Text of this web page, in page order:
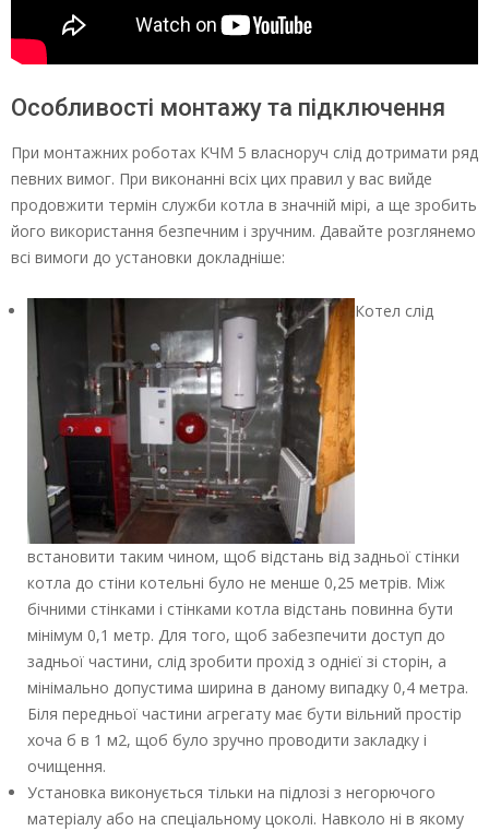
Особливості монтажу та підключення
При монтажних роботах КЧМ 5 власноруч слід дотримати ряд
певних вимог. При виконанні всіх цих правил у вас вийде
продовжити термін служби котла в значній мірі, а ще зробить
його використання безпечним і зручним. Давайте розглянемо
всі вимоги до установки докладніше:
Котел слід
встановити таким чином, щоб відстань від задньої стінки
котла до стіни котельні було не менше 0,25 метрів. Між
бічними стінками і стінками котла відстань повинна бути
мінімум 0,1 метр. Для того, щоб забезпечити доступ до
задньої частини, слід зробити прохід з однієї зі сторін, а
мінімально допустима ширина в даному випадку 0,4 метра.
Біля передньої частини агрегату має бути вільний простір
хоча б в 1 м2, щоб було зручно проводити закладку і
очищення.
Установка виконується тільки на підлозі з негорючого
матеріалу або на спеціальному цоколі. Навколо ні в якому